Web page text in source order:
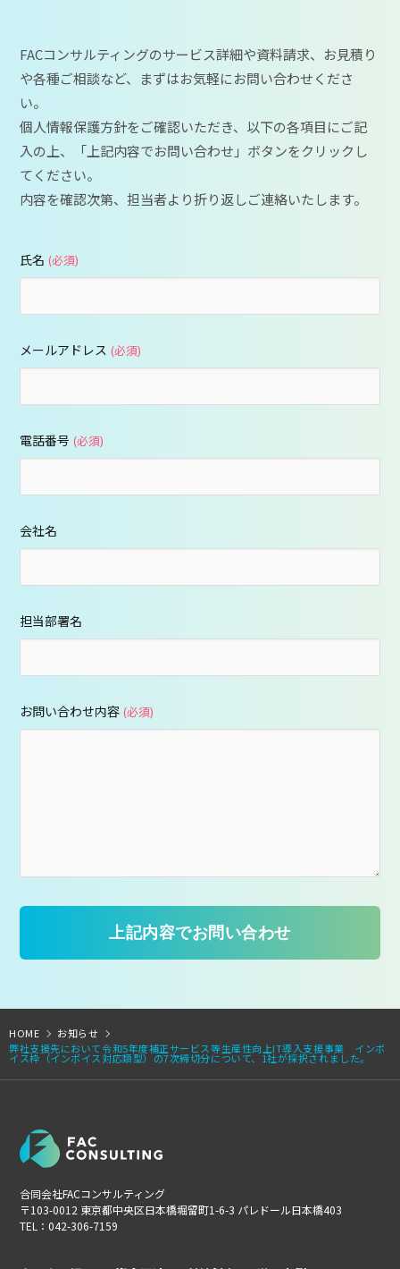
FACコンサルティングのサービス詳細や資料請求、お見積り
や各種ご相談など、まずはお気軽にお問い合わせくださ
い。
個人情報保護方針をご確認いただき、以下の各項目にご記
入の上、「上記内容でお問い合わせ」ボタンをクリックし
てください。
内容を確認次第、担当者より折り返しご連絡いたします。
氏名 (必須)
メールアドレス (必須)
電話番号 (必須)
会社名
担当部署名
お問い合わせ内容 (必須)
HOME
お知らせ
弊社支援先において令和5年度補正サービス等生産性向上IT導入支援事業 インボ
イス枠（インボイス対応類型）の7次締切分について、1社が採択されました。
合同会社FACコンサルティング
〒103-0012 東京都中央区日本橋堀留町1-6-3 パレドール日本橋403
TEL：042-306-7159